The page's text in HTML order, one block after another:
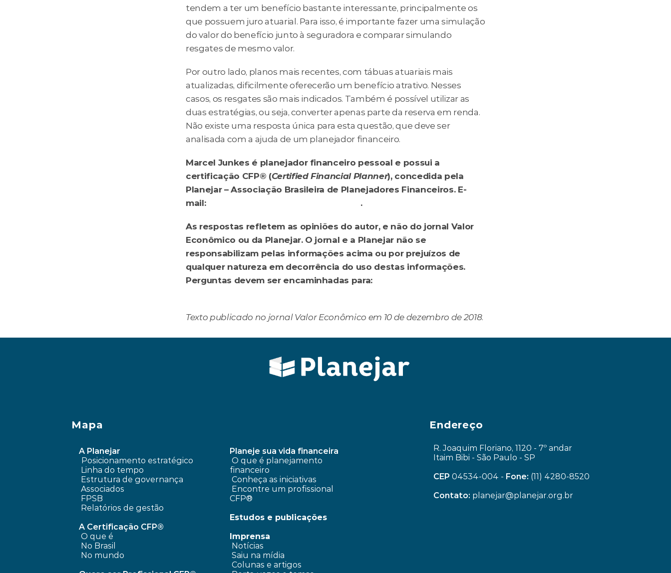
tendem a ter um benefício bastante interessante, principalmente os
que possuem juro atuarial. Para isso, é importante fazer uma simulação
do valor do benefício junto à seguradora e comparar simulando
resgates de mesmo valor.
Por outro lado, planos mais recentes, com tábuas atuariais mais
atualizadas, dificilmente oferecerão um benefício atrativo. Nesses
casos, os resgates são mais indicados. Também é possível utilizar as
duas estratégias, ou seja, converter apenas parte da reserva em renda.
Não existe uma resposta única para esta questão, que deve ser
analisada com a ajuda de um planejador financeiro.
Marcel Junkes é planejador financeiro pessoal e possui a
certificação CFP® (Certified Financial Planner), concedida pela
Planejar – Associação Brasileira de Planejadores Financeiros. E-
mail:
.
As respostas refletem as opiniões do autor, e não do jornal Valor
Econômico ou da Planejar. O jornal e a Planejar não se
responsabilizam pelas informações acima ou por prejuízos de
qualquer natureza em decorrência do uso destas informações.
Texto publicado no jornal Valor Econômico em 10 de dezembro de 2018.
A Planejar
Posicionamento estratégico
Linha do tempo
Estrutura de governança
Associados
FPSB
Relatórios de gestão
A Certificação CFP®
O que é
No Brasil
No mundo
Planeje sua vida financeira
O que é planejamento
financeiro
Conheça as iniciativas
CFP®
Estudos e publicações
Imprensa
Notícias
Saiu na mídia
Colunas e artigos
R. Joaquim Floriano, 1120 - 7º andar
Itaim Bibi - São Paulo - SP
CEP 04534-004 - Fone: (11) 4280-8520
Contato: planejar@planejar.org.br
Mapa Endereço